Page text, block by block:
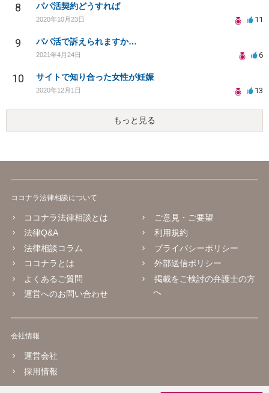
8 パパ活契約どうすれば
2020年10月23日 11
9 パパ活で訴えられますか…
2021年4月24日 6
10 サイトで知り合った女性が妊娠
2020年12月1日 13
もっと見る
ココナラ法律相談について
ココナラ法律相談とは
法律Q&A
法律相談コラム
ココナラとは
よくあるご質問
運営へのお問い合わせ
ご意見・ご要望
利用規約
プライバシーポリシー
外部送信ポリシー
掲載をご検討の弁護士の方
へ
会社情報
運営会社
採用情報